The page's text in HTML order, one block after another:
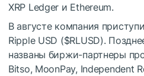
XRP Ledger и Ethereum.
В августе компания
Ripple USD ($RLUSD).
названы биржи-партнеры
Bitso, MoonPay, Independent